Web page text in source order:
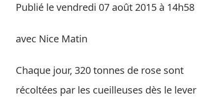
Publié le vendredi 07 août 2015 à 14h58
avec Nice Matin
Chaque jour, 320 tonnes de rose sont
récoltées par les cueilleuses dès le lever